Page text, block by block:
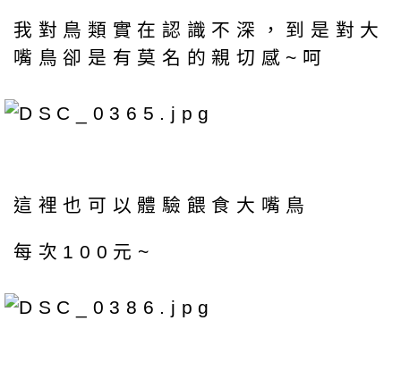
我對鳥類實在認識不深，到是對大
嘴鳥卻是有莫名的親切感~呵
這裡也可以體驗餵食大嘴鳥
每次100元~